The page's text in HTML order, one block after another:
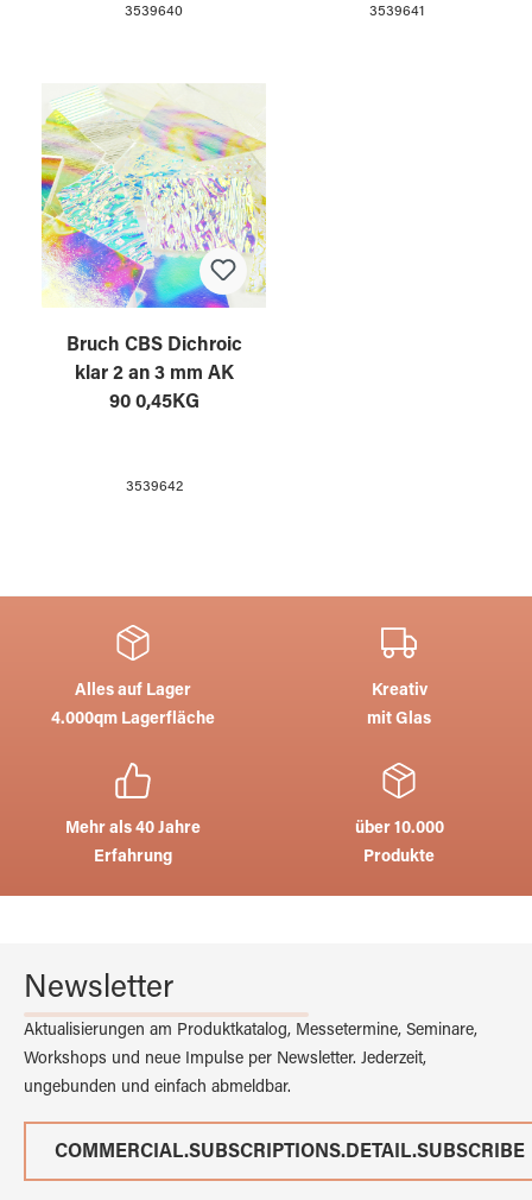
3539640 3539641
Bruch CBS Dichroic
klar 2 an 3 mm AK
90 0,45KG
3539642
Alles auf Lager
4.000qm Lagerfläche
Kreativ
mit Glas
Mehr als 40 Jahre
Erfahrung
über 10.000
Produkte
Newsletter
Aktualisierungen am Produktkatalog, Messetermine, Seminare,
Workshops und neue Impulse per Newsletter. Jederzeit,
ungebunden und einfach abmeldbar.
COMMERCIAL.SUBSCRIPTIONS.DETAIL.SUBSCRIBE